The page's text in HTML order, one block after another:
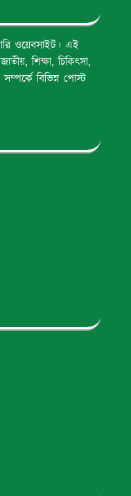
ওয়েবসাইট। এই
শিক্ষা, চিকিৎসা,
বিভিন্ন পোস্ট